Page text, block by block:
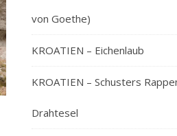
von Goethe)
KROATIEN – Eichenlaub
KROATIEN – Schusters
Drahtesel